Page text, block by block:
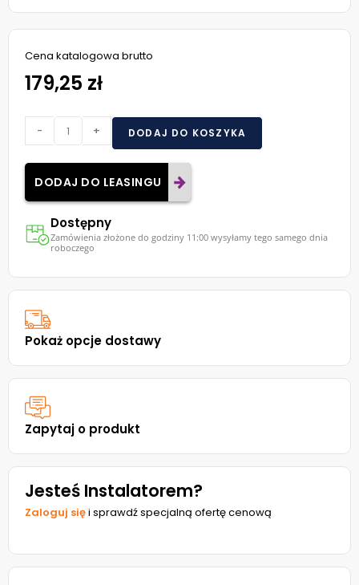
Cena katalogowa brutto
179,25 zł
- + DODAJ DO KOSZYKA
DODAJ DO LEASINGU
Dostępny
Zamówienia złożone do godziny 11:00 wysyłamy tego samego dnia
roboczego
Pokaż opcje dostawy
Zapytaj o produkt
Jesteś Instalatorem?
Zaloguj sięi sprawdź specjalną ofertę cenową